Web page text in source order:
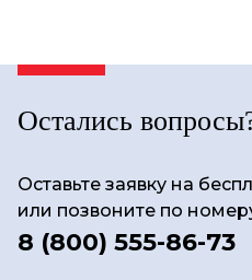
Остались
Оставьте заявку на
или позвоните по
8 (800) 555-86-73